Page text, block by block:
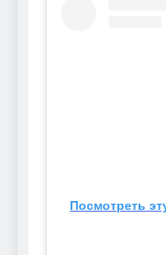
Посмотреть